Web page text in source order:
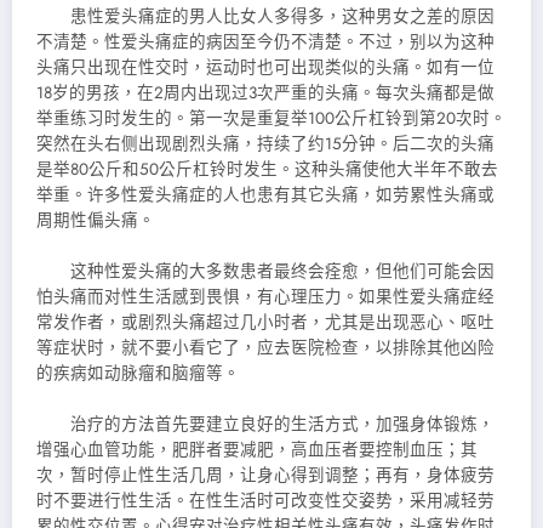
患性爱头痛症的男人比女人多得多，这种男女之差的原因
不清楚。性爱头痛症的病因至今仍不清楚。不过，别以为这种
头痛只出现在性交时，运动时也可出现类似的头痛。如有一位
18岁的男孩，在2周内出现过3次严重的头痛。每次头痛都是做
举重练习时发生的。第一次是重复举100公斤杠铃到第20次时。
突然在头右侧出现剧烈头痛，持续了约15分钟。后二次的头痛
是举80公斤和50公斤杠铃时发生。这种头痛使他大半年不敢去
举重。许多性爱头痛症的人也患有其它头痛，如劳累性头痛或
周期性偏头痛。
这种性爱头痛的大多数患者最终会痊愈，但他们可能会因
怕头痛而对性生活感到畏惧，有心理压力。如果性爱头痛症经
常发作者，或剧烈头痛超过几小时者，尤其是出现恶心、呕吐
等症状时，就不要小看它了，应去医院检查，以排除其他凶险
的疾病如动脉瘤和脑瘤等。
治疗的方法首先要建立良好的生活方式，加强身体锻炼，
增强心血管功能，肥胖者要减肥，高血压者要控制血压；其
次，暂时停止性生活几周，让身心得到调整；再有，身体疲劳
时不要进行性生活。在性生活时可改变性交姿势，采用减轻劳